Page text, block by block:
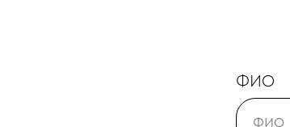
ФИО